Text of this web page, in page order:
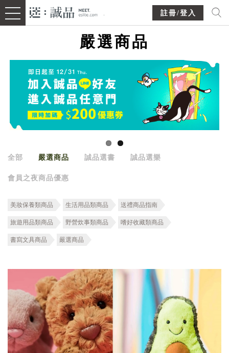
註冊/登入
嚴選商品
全部 嚴選商品 誠品選書 誠品選樂
會員之夜商品優惠
美妝保養類商品 生活用品類商品 送禮商品指南
旅遊用品類商品 野營炊事類商品 嗜好收藏類商品
書寫文具商品 嚴選商品